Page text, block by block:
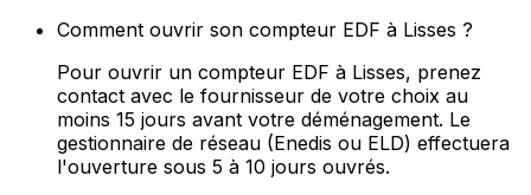
Comment ouvrir son compteur EDF à Lisses ?
Pour ouvrir un compteur EDF à Lisses, prenez
contact avec le fournisseur de votre choix au
moins 15 jours avant votre déménagement. Le
gestionnaire de réseau (Enedis ou ELD) effectuera
l'ouverture sous 5 à 10 jours ouvrés.